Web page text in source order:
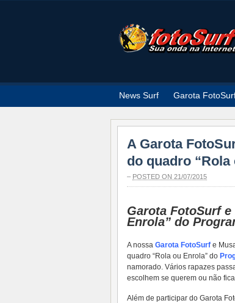
News Surf Garota
A Garota
do quadro
– POSTED ON 21/07/2015
Garota FotoSurf e
Enrola” do
A nossa Garota FotoSurf e
quadro “Rola ou Enrola” do
namorado. Vários rapazes
escolhem se querem ou não
Além de participar do Garota